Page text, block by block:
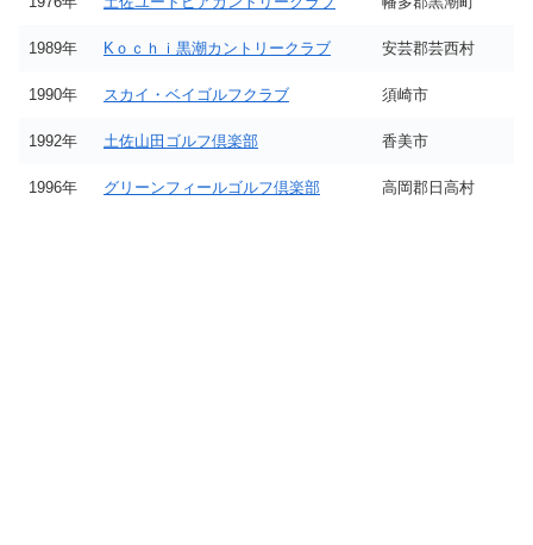
1989年 Kｏｃｈｉ黒潮カントリークラブ 安芸郡芸西村
1990年 スカイ・ベイゴルフクラブ 須崎市
1992年 土佐山田ゴルフ倶楽部 香美市
1996年 グリーンフィールゴルフ倶楽部 高岡郡日高村